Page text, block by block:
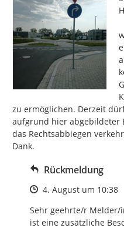
zu ermöglichen. Derzeit
aufgrund hier abgebildeter
das Rechtsabbiegen
Dank.
Rückmeldung
Zeitpunkt des
4. August um 10:38
Sehr geehrte/r Melder/
ist eine zusätzliche